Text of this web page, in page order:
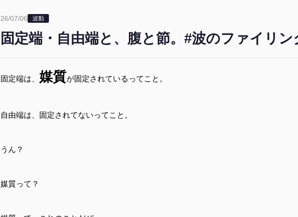
26/07/06 波動
固定端・自由端と、腹と節。#波のファイリン
固定端は、 媒質が固定されているってこと。
自由端は、固定されてないってこと。
うん？
媒質って？